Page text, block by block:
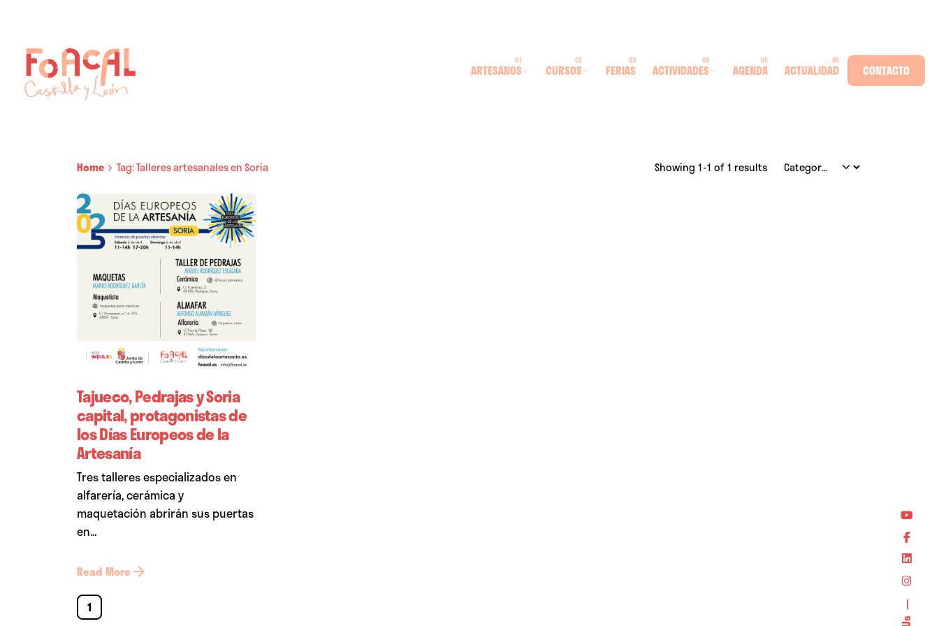
content
ARTESANOS CURSOS FERIAS ACTIVIDADES AGENDA ACTUALIDAD CONTACTO
Home Tag: Talleres artesanales en Soria Showing 1-1 of 1 results
Tajueco, Pedrajas y Soria
capital, protagonistas de
los Días Europeos de la
Artesanía
Tres talleres especializados en
alfarería, cerámica y
maquetación abrirán sus puertas
en...
Read More
1